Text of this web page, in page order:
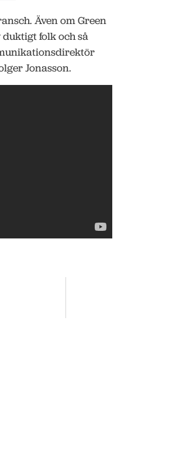
Även om Green
folk och så
Jonasson.